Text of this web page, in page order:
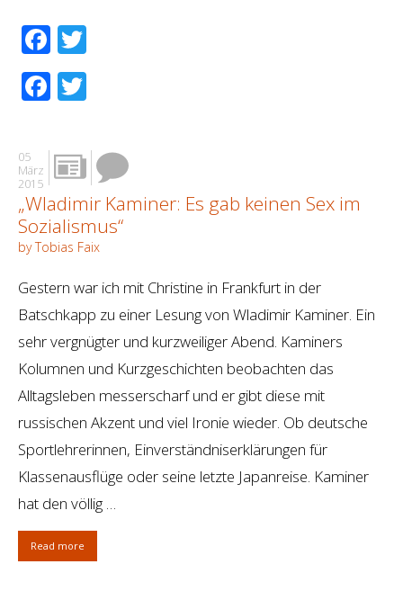
Facebook
Facebook
05
März
2015
„Wladimir Kaminer: Es gab keinen Sex im
Sozialismus“
by Tobias Faix
Gestern war ich mit Christine in Frankfurt in der
Batschkapp zu einer Lesung von Wladimir Kaminer. Ein
sehr vergnügter und kurzweiliger Abend. Kaminers
Kolumnen und Kurzgeschichten beobachten das
Alltagsleben messerscharf und er gibt diese mit
russischen Akzent und viel Ironie wieder. Ob deutsche
Sportlehrerinnen, Einverständniserklärungen für
Klassenausflüge oder seine letzte Japanreise. Kaminer
hat den völlig …
Read more